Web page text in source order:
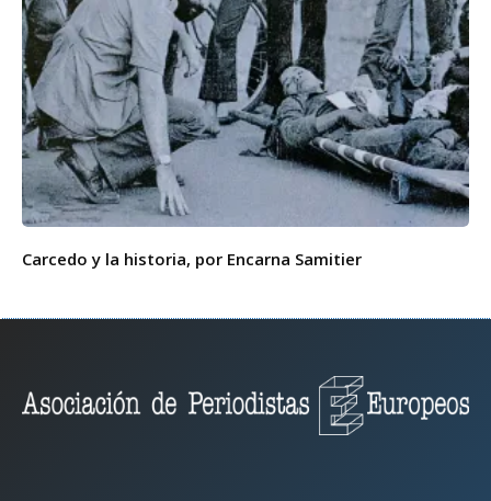
Carcedo y la historia, por Encarna Samitier